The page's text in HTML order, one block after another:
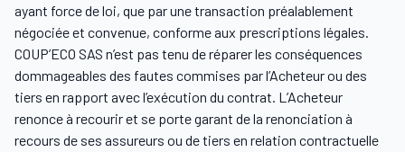
ayant force de loi, que par une transaction préalablement
négociée et convenue, conforme aux prescriptions légales.
COUP’ECO SAS n’est pas tenu de réparer les conséquences
dommageables des fautes commises par l’Acheteur ou des
tiers en rapport avec l’exécution du contrat. L’Acheteur
renonce à recourir et se porte garant de la renonciation à
recours de ses assureurs ou de tiers en relation contractuelle